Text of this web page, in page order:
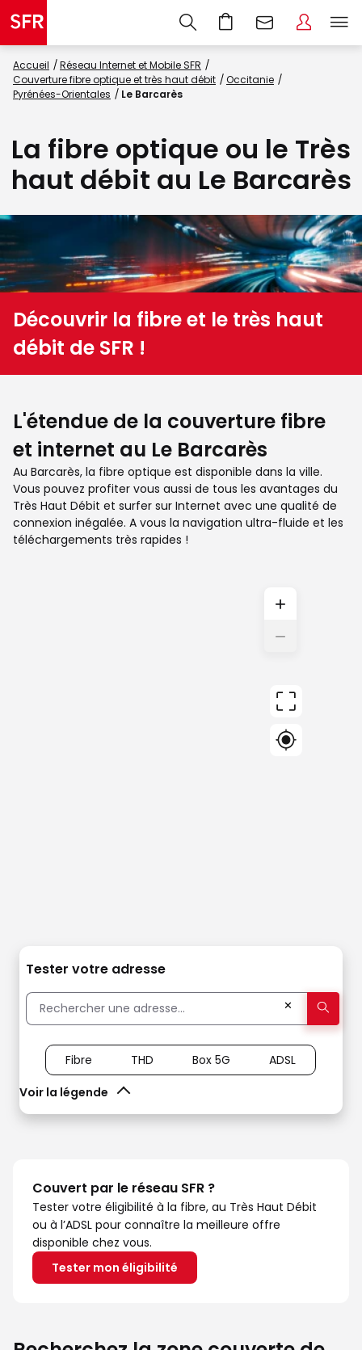
Accueil
Réseau Internet et Mobile SFR
Couverture fibre optique et très haut débit
Occitanie
Pyrénées-Orientales
Le Barcarès
La fibre optique ou le Très
haut débit au Le Barcarès
Découvrir la fibre et le très haut
débit de SFR !
L'étendue de la couverture fibre
et internet au Le Barcarès
Au Barcarès, la fibre optique est disponible dans la ville.
Vous pouvez profiter vous aussi de tous les avantages du
Très Haut Débit et surfer sur Internet avec une qualité de
connexion inégalée. A vous la navigation ultra-fluide et les
téléchargements très rapides !
+
−
Tester votre adresse
✕
Voir la légende
Fibre THD Box 5G ADSL
Couvert par le réseau SFR ?
Tester votre éligibilité à la fibre, au Très Haut Débit
ou à l’ADSL pour connaître la meilleure offre
disponible chez vous.
Tester mon éligibilité